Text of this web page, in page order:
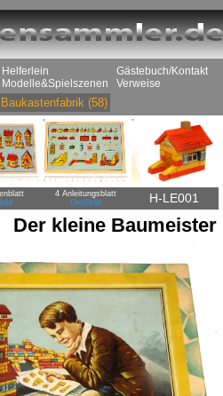
Helferlein
Modelle&Spielszenen
Gästebuch/Kontakt
Verweise
(58)
4 Anleitungsblatt
Großbild
H-LE001
Der kleine Baumeister